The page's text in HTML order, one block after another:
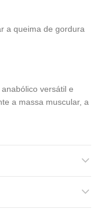
a queima de gordura
versátil e
a massa muscular, a